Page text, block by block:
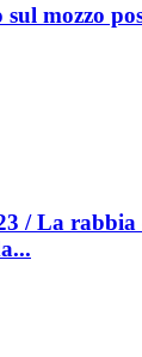
mozzo
/ La rabbia